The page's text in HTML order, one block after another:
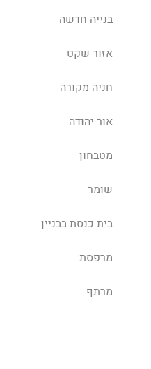
בנייה חדשה
אזור שקט
חניה מקורה
אור יהודה
מטבחון
שומר
בית כנסת בבניין
מרפסת
מרתף